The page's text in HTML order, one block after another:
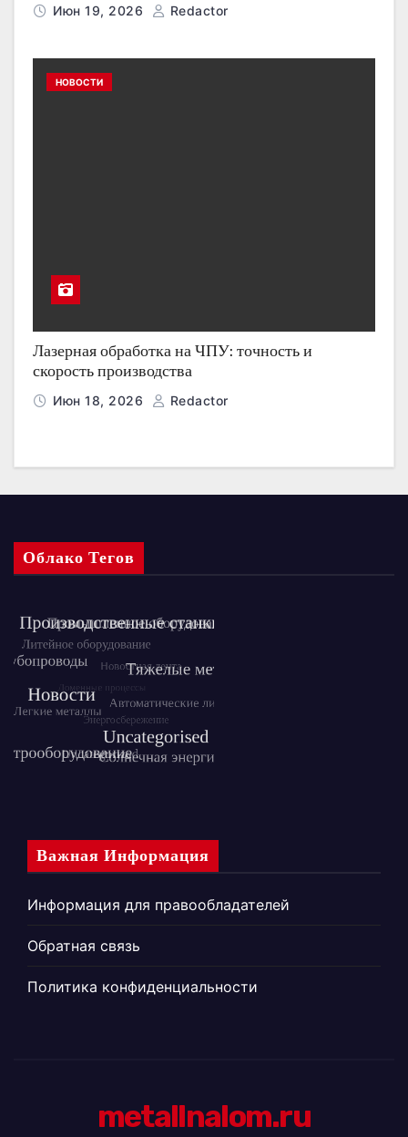
Июн 19, 2026 Redactor
НОВОСТИ
Лазерная обработка на ЧПУ: точность и
скорость производства
Июн 18, 2026 Redactor
Облако Тегов
Важная Информация
Информация для правообладателей
Обратная связь
Политика конфиденциальности
metallnalom.ru